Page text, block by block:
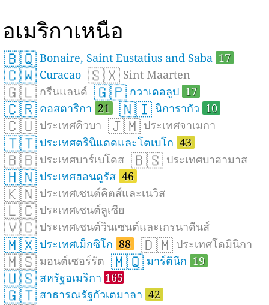
อเมริกาเหนือ
🇧🇶 Bonaire, Saint Eustatius and Saba 17
🇨🇼 Curacao 🇸🇽 Sint Maarten
🇬🇱 กรีนแลนด์ 🇬🇵 กวาเดอลูป 17
🇨🇷 คอสตาริกา 21 🇳🇮 นิการากัว 10
🇨🇺 ประเทศคิวบา 🇯🇲 ประเทศจาเมกา
🇹🇹 ประเทศตรินิแดดและโตเบโก 43
🇧🇧 ประเทศบาร์เบโดส 🇧🇸 ประเทศบาฮามาส
🇭🇳 ประเทศฮอนดูรัส 46
🇰🇳 ประเทศเซนต์คิตส์และเนวิส
🇱🇨 ประเทศเซนต์ลูเซีย
🇻🇨 ประเทศเซนต์วินเซนต์และเกรนาดีนส์
🇲🇽 ประเทศเม็กซิโก 88 🇩🇲 ประเทศโดมินิกา
🇲🇸 มอนต์เซอร์รัต 🇲🇶 มาร์ตินีก 19
🇺🇸 สหรัฐอเมริกา 165
🇬🇹 สาธารณรัฐกัวเตมาลา 42